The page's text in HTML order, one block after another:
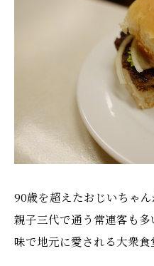
90歳を超えたおじいちゃん
親子三代で通う常連客も
味で地元に愛される大衆食